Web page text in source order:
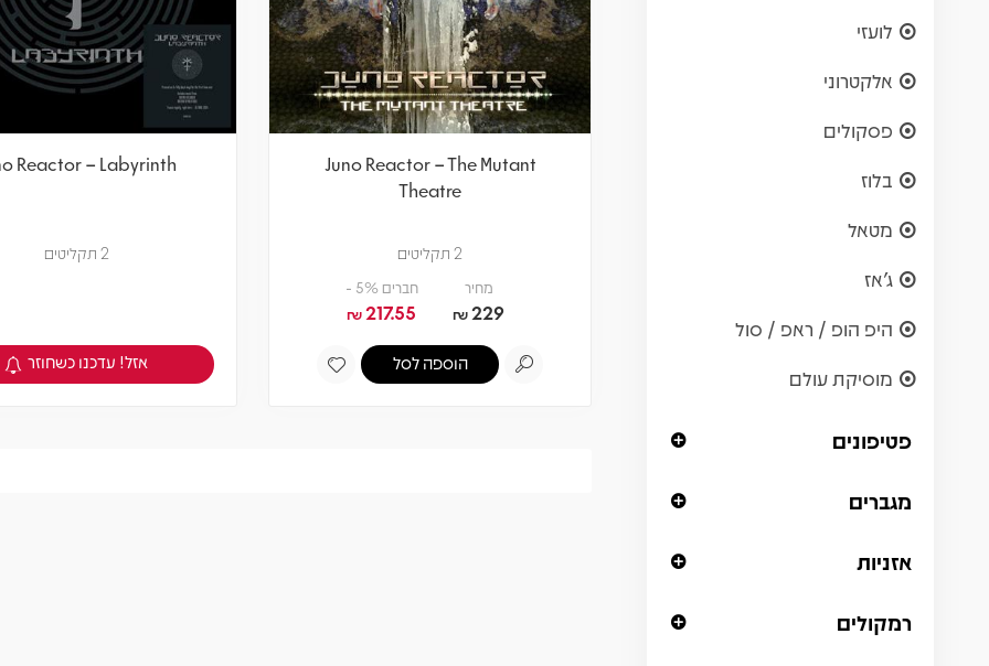
לועזי
אלקטרוני
פסקולים
בלוז
מטאל
ג'אז
היפ הופ / ראפ / סול
מוסיקת עולם
פטיפונים
מגברים
אזניות
רמקולים
Juno Reactor – The Mutant
Theatre
2 תקליטים
מחיר
229
₪
חברים 5% -
217.55
₪
הוספה לסל
Reactor – Labyrinth
2 תקליטים
צפיה במוצר
אזל! עדכנו כשחוזר